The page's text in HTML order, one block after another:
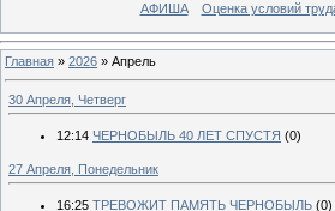
АФИША
Оценка условий
Главная » 2026 » Апрель
30 Апреля, Четверг
12:14 ЧЕРНОБЫЛЬ 40 ЛЕТ СПУСТЯ (0)
27 Апреля, Понедельник
16:25 ТРЕВОЖИТ ПАМЯТЬ ЧЕРНОБЫЛЬ (0)